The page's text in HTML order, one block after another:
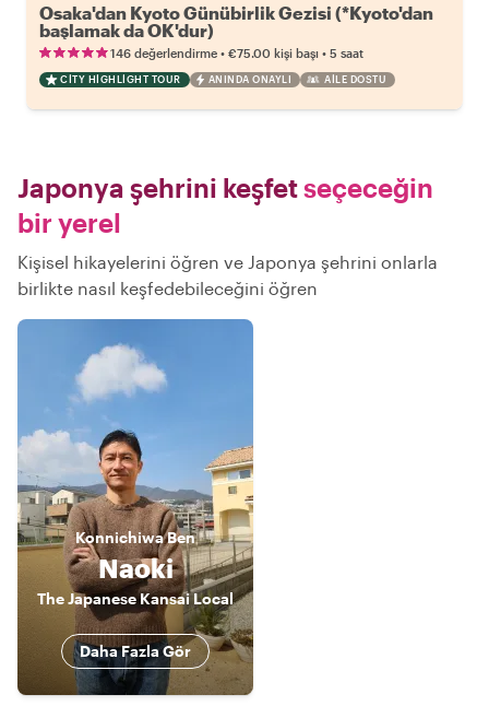
Osaka'dan Kyoto Günübirlik Gezisi (*Kyoto'dan
başlamak da OK'dur)
146 değerlendirme • €75.00 kişi başı • 5 saat
CITY HIGHLIGHT TOUR ANINDA ONAYLI AILE DOSTU
Japonya şehrini keşfetseçeceğin
bir yerel
Kişisel hikayelerini öğren ve Japonya şehrini onlarla
birlikte nasıl keşfedebileceğini öğren
KonnichiwaBen
Naoki
The Japanese Kansai Local
Daha Fazla Gör